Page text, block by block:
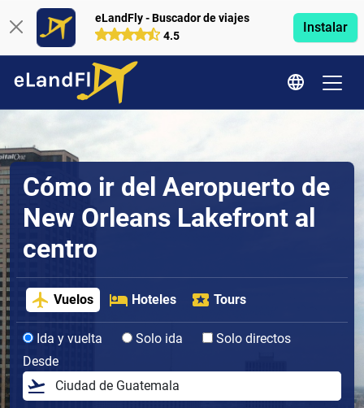
eLandFly - Buscador de viajes
4.5
Instalar
Cómo ir del Aeropuerto de
New Orleans Lakefront al
centro
Vuelos Hoteles Tours
Ida y vuelta Solo ida
Solo directos
Desde